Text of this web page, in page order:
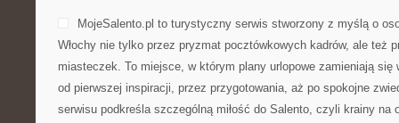
MojeSalento.pl to turystyczny serwis stworzony z myślą o
Włochy nie tylko przez pryzmat pocztówkowych kadrów, ale też
miasteczek. To miejsce, w którym plany urlopowe zamieniają się
od pierwszej inspiracji, przez przygotowania, aż po spokojne
serwisu podkreśla szczególną miłość do Salento, czyli krainy na